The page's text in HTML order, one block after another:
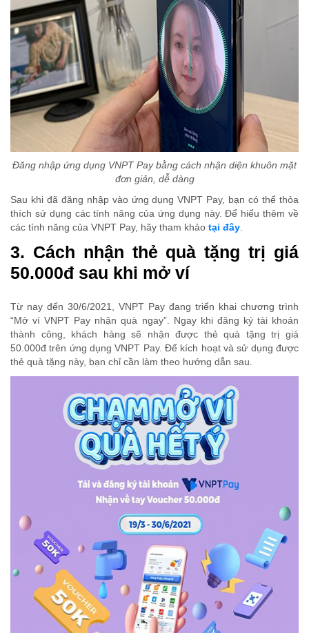
Đăng nhập ứng dụng VNPT Pay bằng cách nhận diện khuôn mặt
đơn giản, dễ dàng
Sau khi đã đăng nhập vào ứng dụng VNPT Pay, bạn có thể thỏa
thích sử dụng các tính năng của ứng dụng này. Để hiểu thêm về
các tính năng của VNPT Pay, hãy tham khảo tại đây
3. Cách nhận thẻ quà tặng trị giá
50.000đ sau khi mở ví
Từ nay đến 30/6/2021, VNPT Pay đang triển khai chương trình
“Mở ví VNPT Pay nhận quà ngay”. Ngay khi đăng ký tài khoản
thành công, khách hàng sẽ nhận được thẻ quà tặng trị giá
50.000đ trên ứng dụng VNPT Pay. Để kích hoạt và sử dụng được
thẻ quà tặng này, bạn chỉ cần làm theo hướng dẫn sau.